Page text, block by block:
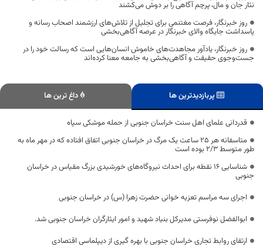
نثار جان و مال، پرچم آگاهی را بر دوش می‌کشند
روز خبرنگار، فرصت مغتنمی برای تجلیل از تلاش‌های ارزشمند اصحاب رسانه و
پاسداشت جایگاه والای خبرنگار در عرصه آگاهی‌بخشی
روز خبرنگار، یادآور مجاهدت‌های خاموش انسان‌هایی است که رسالت خود را در
جست‌وجوی حقیقت و آگاهی‌بخشی به جامعه معنا کرده‌اند
پربازدیدترین ها داغ ترین ها
قدردانی علمای اهل سنت خراسان جنوبی از حمله موشکی سپاه
متاسفانه هر ۲۵ ساعت یک مرگ در خراسان جنوبی اتفاق افتاده که در مهر ماه به
طور متوسط ۲/۳ بوده است
شناسایی ۱۶ نقطه برای احداث نیروگاه‌های خورشیدی بزرگ مقیاس در خراسان
جنوبی
اجرای سه مراسم تعزیه خوانی حضرت زهرا (س) در خراسان جنوبی
ابوالفضل نوفرستی مدیرکل بنیاد شهید و امور ایثارگران خراسان جنوبی شد.
ارتقای روابط تجاری خراسان جنوبی با بهره گیری از دیپلماسی اقتصادی